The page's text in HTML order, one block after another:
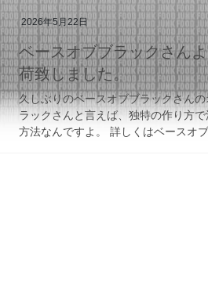
2026年5月22日
ベースオブブラックさん
荷致しました。
久しぶりのベースオブブラックさん
ラックさんと言えば、独特の作り方
方法なんですよ。 詳しくはベースオ